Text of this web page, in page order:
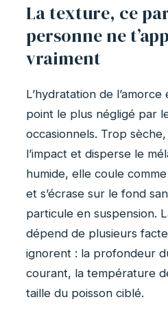
La texture, ce
personne ne
vraiment
L’hydratation de
point le plus négligé par
occasionnels. Trop
l’impact et disperse le
humide, elle coule
et s’écrase sur le fond
particule en suspension.
dépend de plusieurs
ignorent : la profondeur
courant, la température
taille du poisson ciblé.